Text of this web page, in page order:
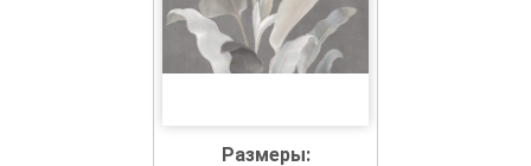
Размеры: